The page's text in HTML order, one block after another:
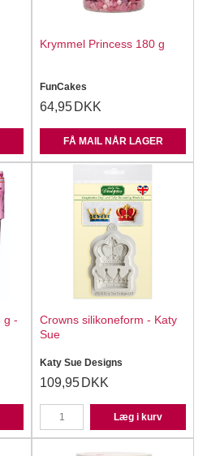
Krymmel Princess 180 g
FunCakes
64,95 DKK
FÅ MAIL NÅR LAGER
g -
Crowns silikoneform - Katy
Sue
Katy Sue Designs
109,95 DKK
Læg i kurv